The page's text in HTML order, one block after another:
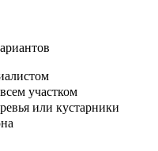
участком
или кустарники